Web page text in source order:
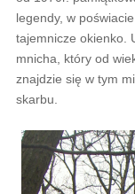
legendy, w
tajemnicze okienko.
mnicha, który od
znajdzie się w tym
skarbu.